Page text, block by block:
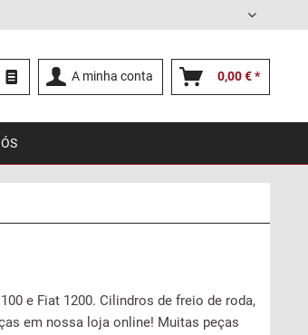
Português
A minha conta 0,00 € *
e Fiat 1200. Cilindros de freio de roda,
em nossa loja online! Muitas peças